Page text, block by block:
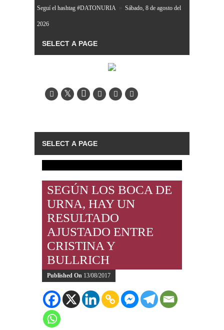
Seguí el hashtag #DATONURIA » Sábado, 8 de agosto del
2026
SEGÚN LOS BOCA DE
URNA, HAY UN
RESULTADO
AJUSTADO ENTRE
CRISTINA Y
BULLRICH
Published On 13/08/2017